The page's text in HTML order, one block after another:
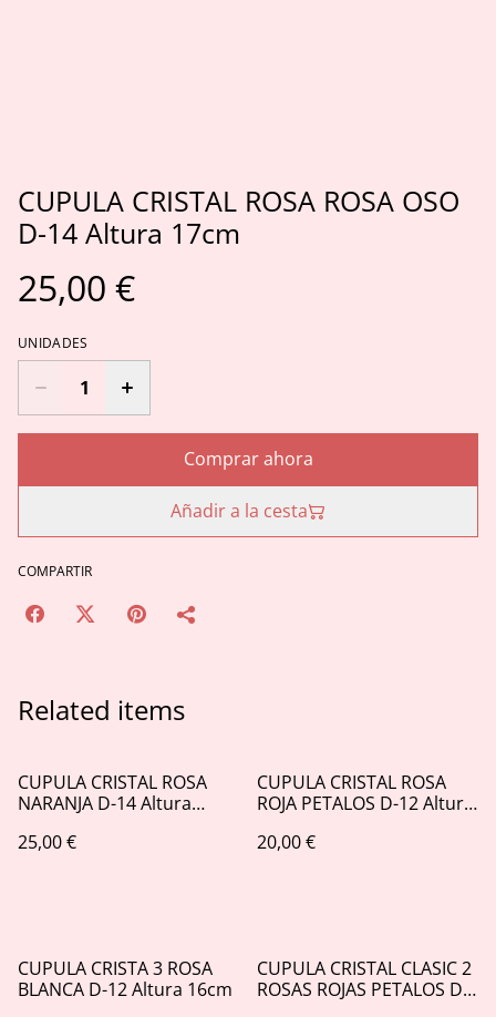
CUPULA CRISTAL ROSA ROSA OSO
D-14 Altura 17cm
25,00 €
UNIDADES
Comprar ahora
Añadir a la cesta
COMPARTIR
Related items
CUPULA CRISTAL ROSA
NARANJA D-14 Altura
25,00 €
CUPULA CRISTAL ROSA
ROJA PETALOS D-12 Altura
20,00 €
CUPULA CRISTA 3 ROSA
BLANCA D-12 Altura 16cm
CUPULA CRISTAL CLASIC 2
ROSAS ROJAS PETALOS D-